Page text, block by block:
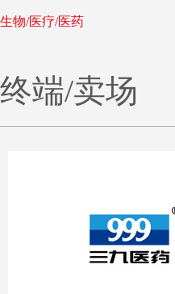
生物/医疗/医药
终端/卖场